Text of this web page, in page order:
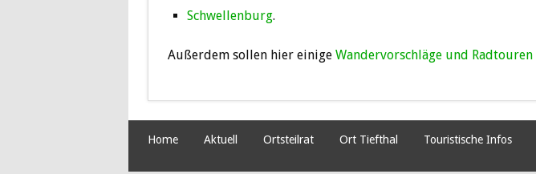
Schwellenburg.
Außerdem sollen hier einige Wandervorschläge und Radtouren
Home Aktuell Ortsteilrat Ort Tiefthal Touristische Infos